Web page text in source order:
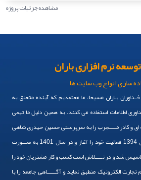
مشاهده جزئیات پروژه
نرم افزاری باران
سازی انواع وب سایت ها
بـاران مسیحا، ما معتقدیم که آینده متعلق به
اطلاعات استفاده می کنند. به همین دلیل ما تیمی
و کادر مـــــجرب را به سرپرستی حسین حیدری شاهی
سرایی گرد هم آورده ایم. سال 1394 فعالیت خود را آغاز و در سال 1401 به صـــورت
، با شماره ثبت 44148 تاسیس شد و در تـــــلاش است کسب و کار مشتریان خود را
تجارت الکترونیک منطبق نماید و آگــــــاهی جامعه را با